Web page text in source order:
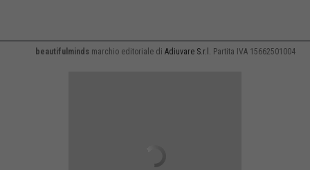
beautifulminds marchio editoriale di Adiuvare S.r.l. Partita IVA 15662501004